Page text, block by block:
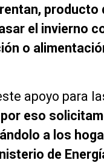
el invierno
o
apoyo para
eso
a los
de